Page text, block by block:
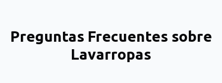
Preguntas Frecuentes sobre
Lavarropas